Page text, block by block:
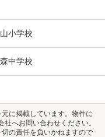
小学校
中学校
元に掲載しています。物件に
へお問い合わせください。
の責任を負いかねますので